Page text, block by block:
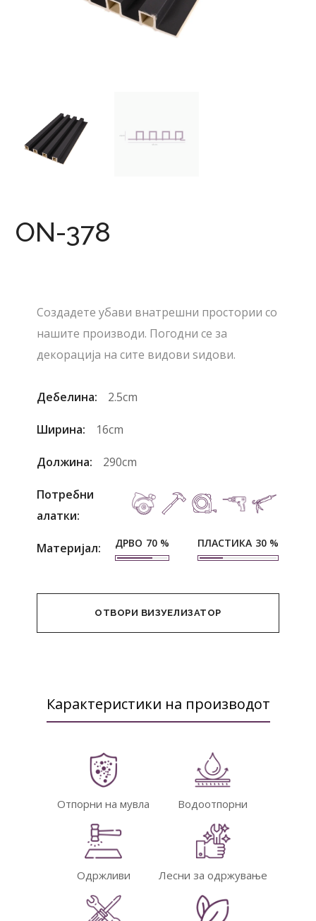
ON-378
Создадете убави внатрешни простории со
нашите производи. Погодни се за
декорација на сите видови ѕидови.
Дебелина: 2.5cm
Ширина: 16cm
Должина: 290cm
Потребни
алатки:
Материјал: ДРВО 70 % ПЛАСТИКА 30 %
ОТВОРИ ВИЗУЕЛИЗАТОР
Карактеристики на производот
Отпорни на мувла Водоотпорни
Одржливи Лесни за одржување